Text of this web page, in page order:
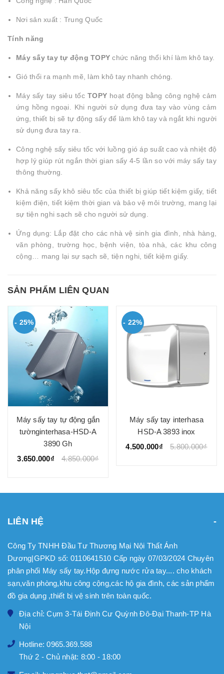
Nơi sản xuất : Trung Quốc
Tính năng
Máy sấy tay tự động TOPY chức năng thổi khí làm khô tay.
Gió thổi ra mạnh mẽ, làm khô tay nhanh chóng.
Máy sấy tay siêu tốcTOPY hoạt động bằng công nghệ cảm
ứng hồng ngoại. Khi người sử dụng đưa tay vào vùng cảm
ứng, thiết bị sẽ tự động sấy để làm khô tay và ngắt khi người
sử dụng đưa tay ra.
Công nghệ sấy siêu tốc với luồng gió áp suất cao và nhiệt độ
hợp lý giúp rút ngắn thời gian sấy 4-5 lần so với máy sấy tay
thông thường.
Khả năng sấy khô siêu tốc của thiết bị giúp tiết kiệm giấy, tiết
kiệm điện, tiết kiệm thời gian và bảo vệ môi trường, mang lại
sự tiện nghi sạch sẽ cho người sử dụng.
Ứng dụng: Lắp đặt cho các nhà vệ sinh gia đình, nhà hàng,
văn phòng, trường học, bệnh viện, tòa nhà, các khu công
cộng… mang lại sự sạch sẽ, tiện nghi, tiết kiệm giấy.
SẢN PHẨM LIÊN QUAN
- 25%
Máy sấy tay tự động gắn
tườnginterhasa-HSD-A
3890 Gh
3.650.000₫
4.850.000₫
- 22%
Máy sấy tay interhasa
HSD-A 3893 inox
4.500.000₫
5.800.000₫
LIÊN HỆ
Công Ty TNHH Đầu Tư Thương Mại Nội Thất Ánh
Dương|GPKD số: 0110641510 Cấp ngày 07/03/2024 Chuyên
phân phối Máy sấy tay.Hộp đựng nước rửa tay.... cho khách
sạn,văn phòng,khu công cộng,các hộ gia đình, các sản phẩm
đồ gia dụng ,thiết bị vệ sinh trên toàn quốc.
Địa chỉ: Cụm 3-Tái Định Cư Quỳnh Đô-Đại Thanh-TP Hà
Nội
Hotline: 0965.369.588
Thứ 2 - Chủ nhật: 8:00 - 18:00